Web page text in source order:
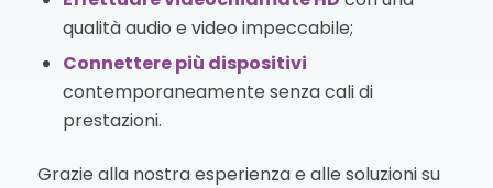
qualità audio e video impeccabile;
Connettere più dispositivi
contemporaneamente senza cali di
prestazioni.
Grazie alla nostra esperienza e alle soluzioni su